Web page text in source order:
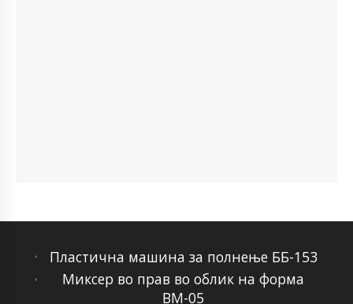
Пластична машина за полнење ББ-153
Миксер во прав во облик на форма
ВМ-05